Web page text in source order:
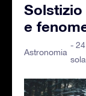
Solstizio
e
Astronomia
-